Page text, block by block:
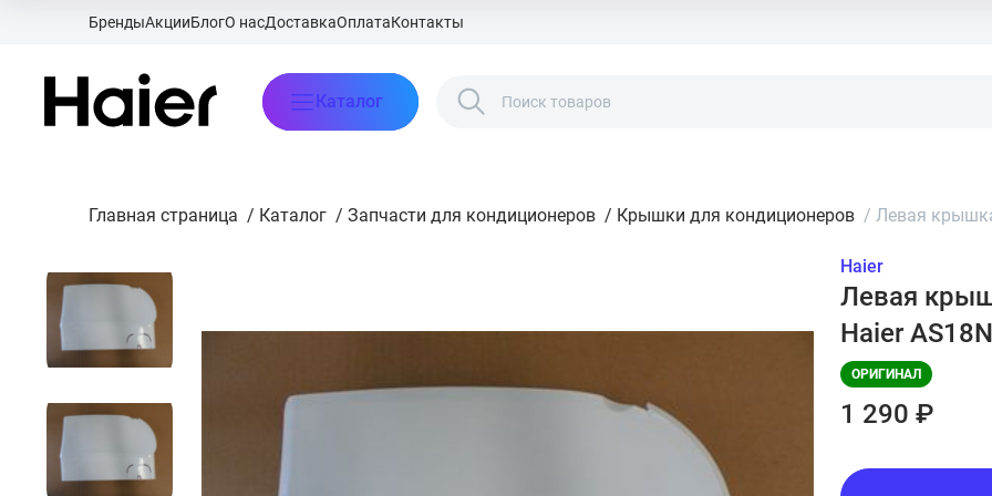
БрендыАкцииБлогО насДоставкаОплатаКонтакты
Каталог
Главная страница / Каталог / Запчасти для кондиционеров / Крышки для кондиционеров / Левая
Haier
Левая
Haier
ОРИГИНАЛ
1 290 ₽